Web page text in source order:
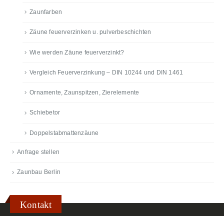
Zaunfarben
Zäune feuerverzinken u. pulverbeschichten
Wie werden Zäune feuerverzinkt?
Vergleich Feuerverzinkung – DIN 10244 und DIN 1461
Ornamente, Zaunspitzen, Zierelemente
Schiebetor
Doppelstabmattenzäune
Anfrage stellen
Zaunbau Berlin
Kontakt